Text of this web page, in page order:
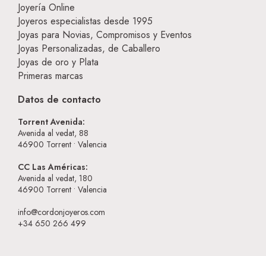
Joyería Online
Joyeros especialistas desde 1995
Joyas para Novias, Compromisos y Eventos
Joyas Personalizadas, de Caballero
Joyas de oro y Plata
Primeras marcas
Datos de contacto
Torrent Avenida:
Avenida al vedat, 88
46900 Torrent • Valencia
CC Las Américas:
Avenida al vedat, 180
46900 Torrent • Valencia
info@cordonjoyeros.com
+34 650 266 499